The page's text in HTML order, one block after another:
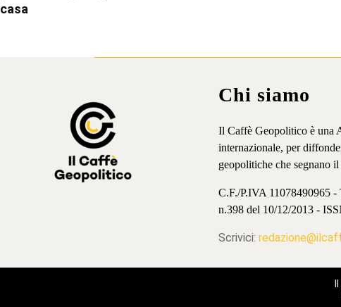
casa
Chi siamo
Il Caffè Geopolitico è una
internazionale, per
geopolitiche che segnano
C.F./P.IVA 11078490965 -
n.398 del 10/12/2013 -
Scrivici: